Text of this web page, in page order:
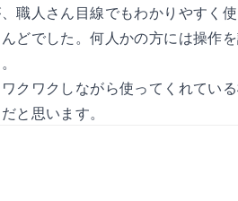
職人さん目線でもわかりやすく
どでした。何人かの方には操作
クワクしながら使ってくれてい
と思います。